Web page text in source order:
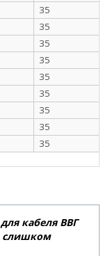
35
35
35
35
35
35
35
35
35
кабеля ВВГ
слишком